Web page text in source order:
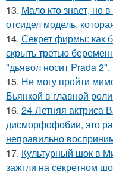
13. Мало кто знает, но
отсидел модель,
14. Секрет фирмы: как
скрыть третью
"дьявол носит Prada 2".
15. Не могу пройти
Бьянкой в главной
16. 24-Летняя актриса
дисморфофобии, это
неправильно
17. Культурный шок в
зажгли на секретном